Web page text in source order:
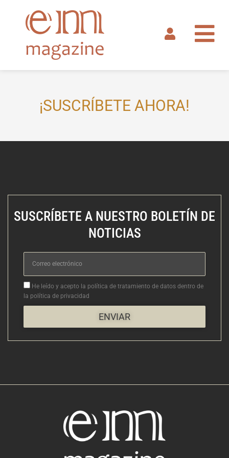
contenido
¡SUSCRÍBETE AHORA!
SUSCRÍBETE A NUESTRO BOLETÍN DE
NOTICIAS
Correo
electrónico
Aceptacion
He leído y acepto la política de tratamiento de datos dentro de
la política de privacidad
ENVIAR